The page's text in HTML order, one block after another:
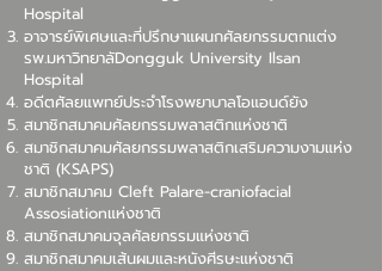
Hospital
อาจารย์พิเศษและที่ปรึกษาแผนกศัลยกรรมตกแต่ง
รพ.มหาวิทยาลัDongguk University Ilsan
Hospital
อดีตศัลยแพทย์ประจำโรงพยาบาลโอแอนด์ยัง
สมาชิกสมาคมศัลยกรรมพลาสติกแห่งชาติ
สมาชิกสมาคมศัลยกรรมพลาสติกเสริมความงามแห่ง
ชาติ (KSAPS)
สมาชิกสมาคม Cleft Palare-craniofacial
Assosiationแห่งชาติ
สมาชิกสมาคมจุลศัลยกรรมแห่งชาติ
สมาชิกสมาคมเส้นผมและหนังศีรษะแห่งชาติ